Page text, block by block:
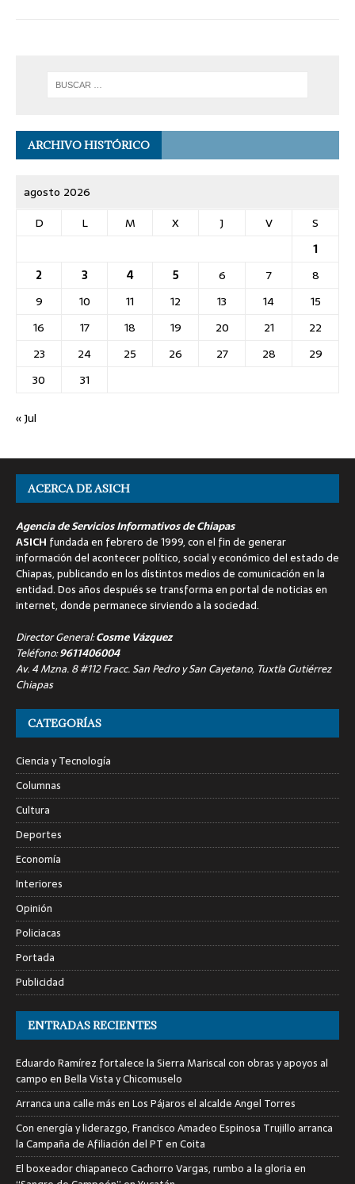
ARCHIVO HISTÓRICO
agosto 2026
D
L M X J V
S
1
2
3 4 5 6 7
8
9
10 11 12 13 14
15
16
17 18 19 20 21
22
23
24 25 26 27 28
29
30
31
« Jul
ACERCA DE ASICH
Agencia de Servicios Informativos de Chiapas
ASICH fundada en febrero de 1999, con el fin de generar
información del acontecer político, social y económico del estado de
Chiapas, publicando en los distintos medios de comunicación en la
entidad. Dos años después se transforma en portal de noticias en
internet, donde permanece sirviendo a la sociedad.
Director General:Cosme Vázquez
Teléfono:9611406004
Av. 4 Mzna. 8 #112 Fracc. San Pedro y San Cayetano, Tuxtla Gutiérrez
Chiapas
CATEGORÍAS
Ciencia y Tecnología
Columnas
Cultura
Deportes
Economía
Interiores
Opinión
Policiacas
Portada
Publicidad
ENTRADAS RECIENTES
Eduardo Ramírez fortalece la Sierra Mariscal con obras y apoyos al
campo en Bella Vista y Chicomuselo
Arranca una calle más en Los Pájaros el alcalde Angel Torres
Con energía y liderazgo, Francisco Amadeo Espinosa Trujillo arranca
la Campaña de Afiliación del PT en Coita
El boxeador chiapaneco Cachorro Vargas, rumbo a la gloria en